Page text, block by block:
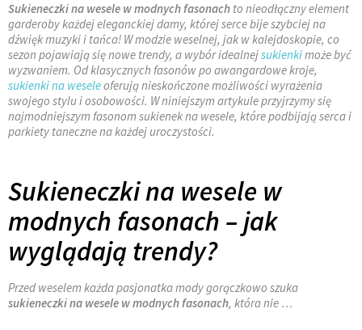
Sukieneczki na wesele w modnych fasonach to nieodłączny element
garderoby każdej eleganckiej damy, której serce bije szybciej na
dźwięk muzyki i tańca! W modzie weselnej, jak w kalejdoskopie, co
sezon pojawiają się nowe trendy, a wybór idealnejsukienkimoże być
wyzwaniem. Od klasycznych fasonów po awangardowe kroje,
sukienki na weseleoferują nieskończone możliwości wyrażenia
swojego stylu i osobowości. W niniejszym artykule przyjrzymy się
najmodniejszym fasonom sukienek na wesele, które podbijają serca i
parkiety taneczne na każdej uroczystości.
Sukieneczki na wesele w
modnych fasonach – jak
wyglądają trendy?
Przed weselem każda pasjonatka mody gorączkowo szuka
sukieneczki na wesele w modnych fasonach, która nie …